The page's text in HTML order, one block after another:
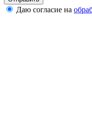
Даю согласие на